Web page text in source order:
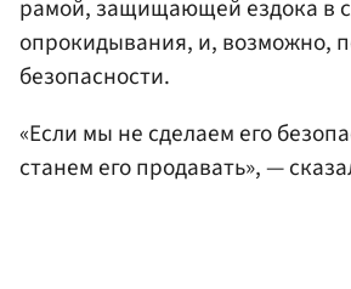
рамой, защищающей ездока в
опрокидывания, и, возможно,
безопасности.
«Если мы не сделаем его
станем его продавать», —